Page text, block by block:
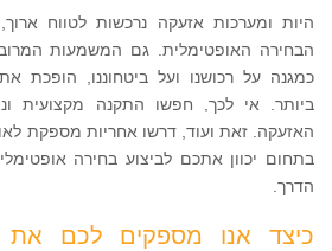
היות ומערכות אזעקה נרכשות לטווח
הבחירה האופטימלית. גם המשמעות
כמגנה על רכושנו ועל ביטחוננו, הופכת
ביותר. אי לכך, חפשו התקנה מקצועית
האזעקה. זאת ועוד, דרשו אחריות מספקת
בתחום יכוון אתכם לביצוע בחירה
הדרך.
כיצד אנו מספקים לכם את